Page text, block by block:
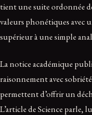
tient une suite ordonnée
valeurs phonétiques avec
supérieur à une simple
La notice académique
raisonnement avec
permettent d’offrir un
L’article de Science parle,